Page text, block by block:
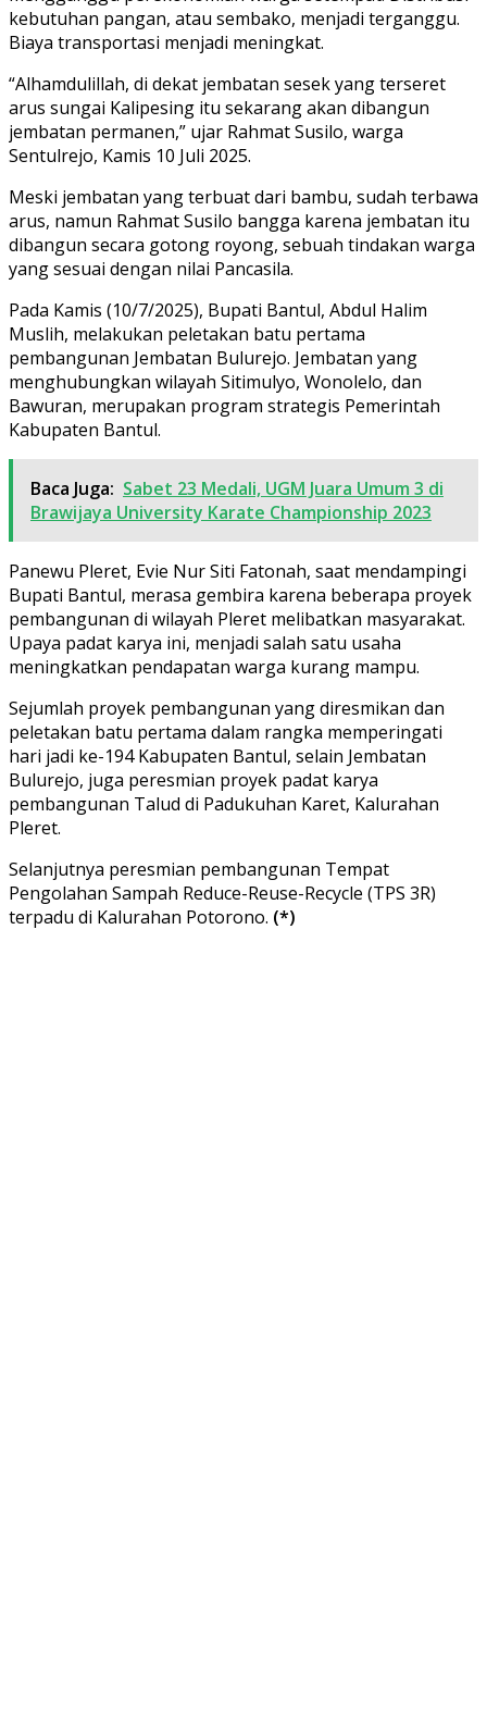
kebutuhan pangan, atau sembako, menjadi terganggu.
Biaya transportasi menjadi meningkat.
“Alhamdulillah, di dekat jembatan sesek yang terseret
arus sungai Kalipesing itu sekarang akan dibangun
jembatan permanen,” ujar Rahmat Susilo, warga
Sentulrejo, Kamis 10 Juli 2025.
Meski jembatan yang terbuat dari bambu, sudah terbawa
arus, namun Rahmat Susilo bangga karena jembatan itu
dibangun secara gotong royong, sebuah tindakan warga
yang sesuai dengan nilai Pancasila.
Pada Kamis (10/7/2025), Bupati Bantul, Abdul Halim
Muslih, melakukan peletakan batu pertama
pembangunan Jembatan Bulurejo. Jembatan yang
menghubungkan wilayah Sitimulyo, Wonolelo, dan
Bawuran, merupakan program strategis Pemerintah
Kabupaten Bantul.
Baca Juga: Sabet 23 Medali, UGM Juara Umum 3 di
Brawijaya University Karate Championship 2023
Panewu Pleret, Evie Nur Siti Fatonah, saat mendampingi
Bupati Bantul, merasa gembira karena beberapa proyek
pembangunan di wilayah Pleret melibatkan masyarakat.
Upaya padat karya ini, menjadi salah satu usaha
meningkatkan pendapatan warga kurang mampu.
Sejumlah proyek pembangunan yang diresmikan dan
peletakan batu pertama dalam rangka memperingati
hari jadi ke-194 Kabupaten Bantul, selain Jembatan
Bulurejo, juga peresmian proyek padat karya
pembangunan Talud di Padukuhan Karet, Kalurahan
Pleret.
Selanjutnya peresmian pembangunan Tempat
Pengolahan Sampah Reduce-Reuse-Recycle (TPS 3R)
terpadu di Kalurahan Potorono. (*)